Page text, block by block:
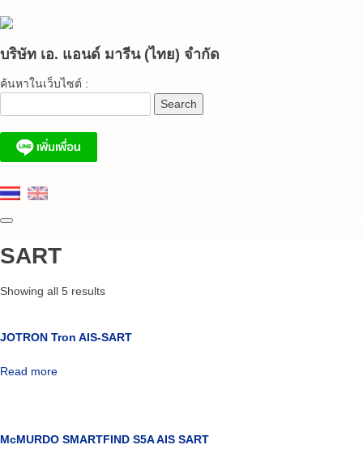
to
บริษัท เอ. แอนด์ มารีน (ไทย) จำกัด
ค้นหาในเว็บไซต์ :
SART
Showing all 5 results
JOTRON Tron AIS-SART
Read more
McMURDO SMARTFIND S5A AIS SART